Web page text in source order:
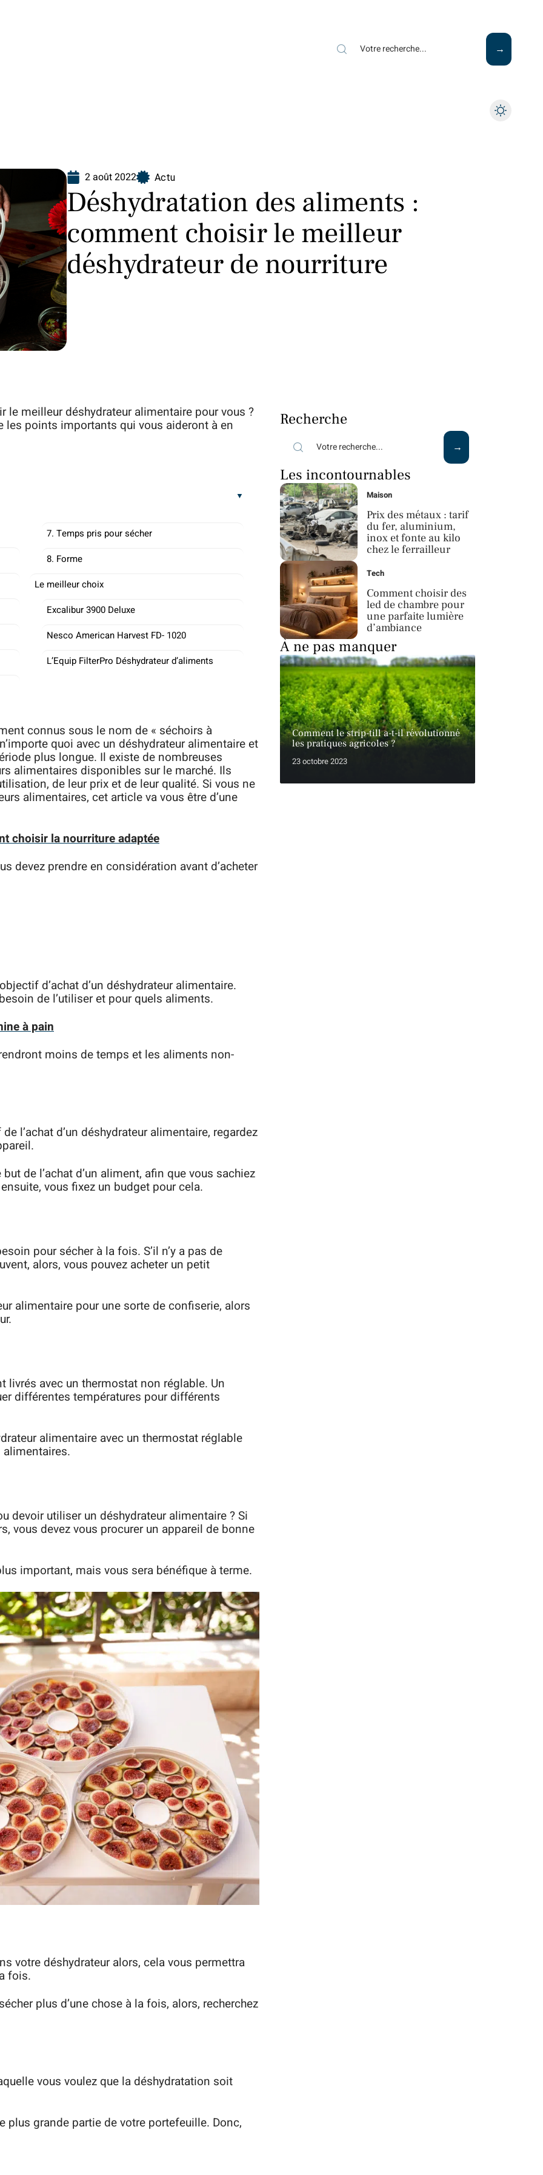
2 août 2022 Actu
Déshydratation des aliments :
comment choisir le meilleur
déshydrateur de nourriture
meilleur déshydrateur alimentaire pour vous ?
les points importants qui vous aideront à en
7. Temps pris pour sécher
8. Forme
Le meilleur choix
Excalibur 3900 Deluxe
Nesco American Harvest FD- 1020
L’Equip FilterPro Déshydrateur d’aliments
connus sous le nom de « séchoirs à
quoi avec un déshydrateur alimentaire et
plus longue. Il existe de nombreuses
alimentaires disponibles sur le marché. Ils
de leur prix et de leur qualité. Si vous ne
alimentaires, cet article va vous être d’une
choisir la nourriture adaptée
devez prendre en considération avant d’acheter
d’achat d’un déshydrateur alimentaire.
de l’utiliser et pour quels aliments.
à pain
moins de temps et les aliments non-
l’achat d’un déshydrateur alimentaire, regardez
de l’achat d’un aliment, afin que vous sachiez
vous fixez un budget pour cela.
pour sécher à la fois. S’il n’y a pas de
alors, vous pouvez acheter un petit
alimentaire pour une sorte de confiserie, alors
livrés avec un thermostat non réglable. Un
différentes températures pour différents
alimentaire avec un thermostat réglable
alimentaires.
devoir utiliser un déshydrateur alimentaire ? Si
vous devez vous procurer un appareil de bonne
important, mais vous sera bénéfique à terme.
votre déshydrateur alors, cela vous permettra
fois.
plus d’une chose à la fois, alors, recherchez
vous voulez que la déshydratation soit
plus grande partie de votre portefeuille. Donc,
Recherche
Les incontournables
Maison
Prix des métaux : tarif
du fer, aluminium,
inox et fonte au kilo
chez le ferrailleur
Tech
Comment choisir des
led de chambre pour
une parfaite lumière
d’ambiance
À ne pas manquer
Comment le strip-till a-t-il révolutionné
les pratiques agricoles ?
23 octobre 2023